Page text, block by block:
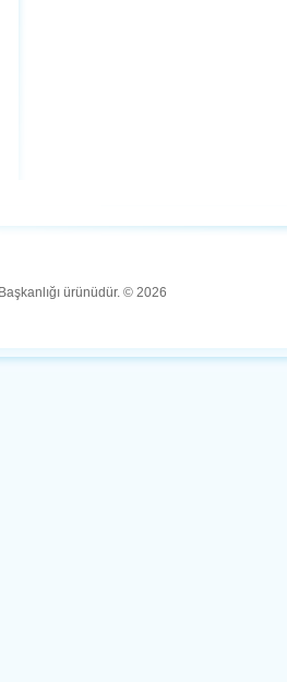
ürünüdür. © 2026